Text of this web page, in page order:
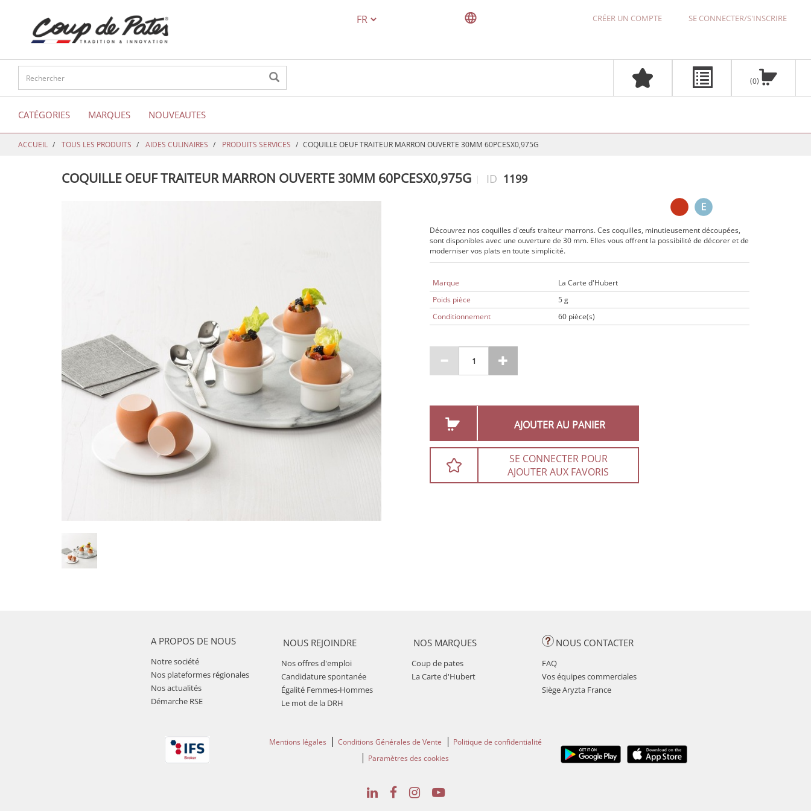
TEXT.LANGUAGE CRÉER UN COMPTE SE CONNECTER/S'INSCRIRE
0
CATÉGORIES MARQUES NOUVEAUTES
ACCUEIL TOUS LES PRODUITS AIDES CULINAIRES PRODUITS SERVICES COQUILLE OEUF TRAITEUR MARRON OUVERTE 30MM 60PCESX0,975G
COQUILLE OEUF TRAITEUR MARRON OUVERTE 30MM 60PCESX0,975G ID 1199
Découvrez nos coquilles d'œufs traiteur marrons. Ces coquilles, minutieusement découpées,
sont disponibles avec une ouverture de 30 mm. Elles vous offrent la possibilité de décorer et de
moderniser vos plats en toute simplicité.
Marque
La Carte d'Hubert
Poids pièce
5 g
Conditionnement
60 pièce(s)
AJOUTER AU PANIER
SE CONNECTER POUR
AJOUTER AUX FAVORIS
A PROPOS DE NOUS
Notre société
Nos plateformes régionales
Nos actualités
Démarche RSE
NOUS REJOINDRE
Nos offres d'emploi
Candidature spontanée
Égalité Femmes-Hommes
Le mot de la DRH
NOS MARQUES
Coup de pates
La Carte d'Hubert
NOUS CONTACTER
FAQ
Vos équipes commerciales
Siège Aryzta France
Mentions légales Conditions Générales de Vente
Politique de confidentialité
Paramètres des cookies